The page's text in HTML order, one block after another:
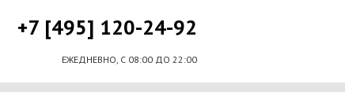
+7 [495] 120-24-92
ЕЖЕДНЕВНО, С 08:00 ДО 22:00